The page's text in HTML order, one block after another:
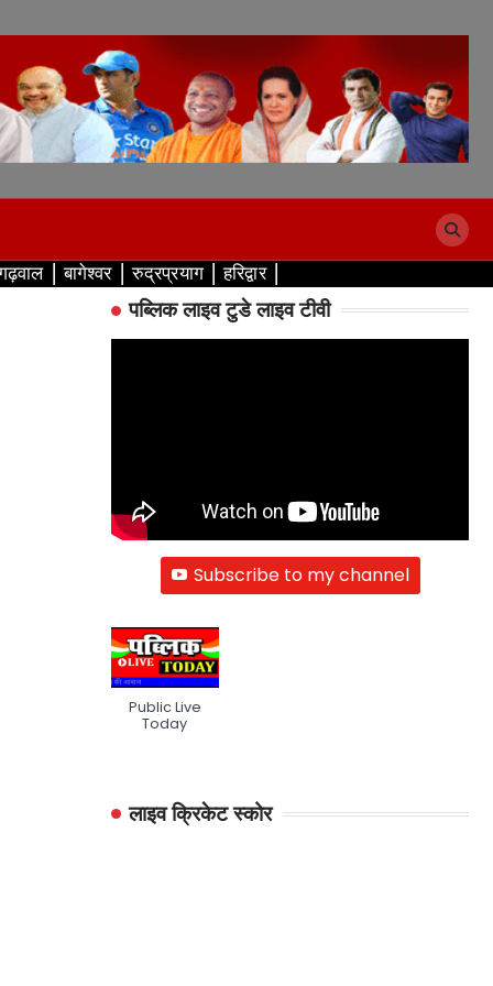
बागेश्वर रुद्रप्रयाग हरिद्वार
पब्लिक लाइव टुडे लाइव टीवी
Subscribe to my channel
Public Live
Today
लाइव क्रिकेट स्कोर